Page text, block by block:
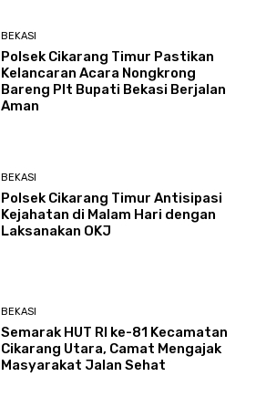
BEKASI
Polsek Cikarang Timur Pastikan
Kelancaran Acara Nongkrong
Bareng Plt Bupati Bekasi Berjalan
Aman
BEKASI
Polsek Cikarang Timur Antisipasi
Kejahatan di Malam Hari dengan
Laksanakan OKJ
BEKASI
Semarak HUT RI ke-81 Kecamatan
Cikarang Utara, Camat Mengajak
Masyarakat Jalan Sehat